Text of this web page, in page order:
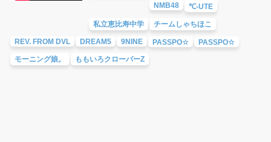
NMB48
℃-UTE
私立恵比寿中学 チームしゃちほこ
REV. FROM DVL DREAM5 9NINE PASSPO☆
PASSPO☆
モーニング娘。
ももいろクローバーZ